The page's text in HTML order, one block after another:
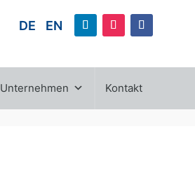
DE EN
Unternehmen Kontakt